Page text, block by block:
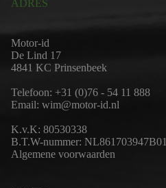
ADRES
Motor-id
De Lind 17
4841 KC Prinsenbeek
Telefoon: +31 (0)76 - 54 11 888
Email: wim@motor-id.nl
K.v.K: 80530338
B.T.W-nummer: NL861703947B01
Algemene voorwaarden